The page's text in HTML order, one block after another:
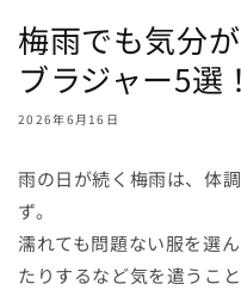
梅雨でも気分
ブラジャー5選
2026年6月16日
雨の日が続く梅雨は、体
ず。
濡れても問題ない服を選
たりするなど気を遣うこ